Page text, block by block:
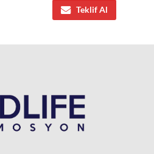
Teklif Al